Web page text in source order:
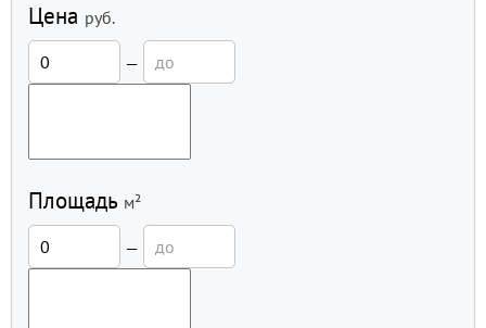
Цена руб.
—
Площадь м²
—